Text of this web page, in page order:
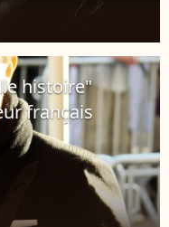
histoire"
français